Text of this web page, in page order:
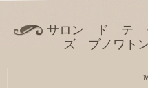
サロン ド テ
ズ ブノワト